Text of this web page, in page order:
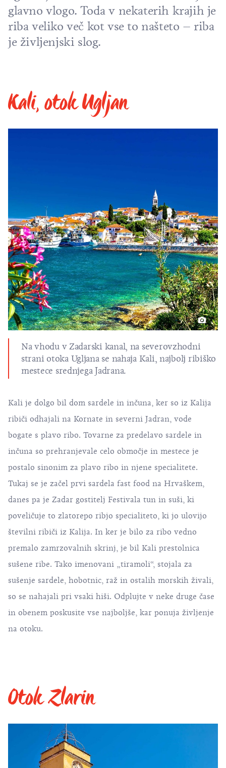
glavno vlogo. Toda v nekaterih krajih je
riba veliko več kot vse to našteto – riba
je življenjski slog.
Kali, otok Ugljan
Na vhodu v Zadarski kanal, na severovzhodni
strani otoka Ugljanase nahaja Kali, najbolj ribiško
mestece srednjega Jadrana.
Kali je dolgo bil dom sardele in inčuna, ker so iz Kalija
ribiči odhajali na Kornate in severni Jadran, vode
bogate s plavo ribo. Tovarne za predelavo sardele in
inčuna so prehranjevale celo območje in mestece je
postalo sinonim za plavo ribo in njene specialitete.
Tukaj se je začel prvi sardela fast food na Hrvaškem,
danes pa je Zadar gostitelj Festivala tun in suši, ki
poveličuje to zlatorepo ribjo specialiteto, ki jo ulovijo
številni ribiči iz Kalija. In ker je bilo za ribo vedno
premalo zamrzovalnih skrinj, je bil Kali prestolnica
sušene ribe. Tako imenovani „tiramoli“, stojala za
sušenje sardele, hobotnic, raž in ostalih morskih živali,
so se nahajali pri vsaki hiši. Odplujte v neke druge čase
in obenem poskusite vse najboljše, kar ponuja življenje
na otoku.
Otok Zlarin